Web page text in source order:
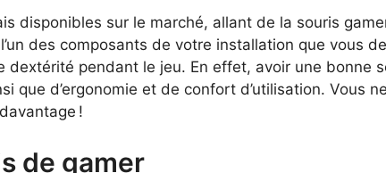
disponibles sur le marché, allant de la souris
des composants de votre installation que vous
pendant le jeu. En effet, avoir une bonne
que d’ergonomie et de confort d’utilisation. Vous
!
de gamer